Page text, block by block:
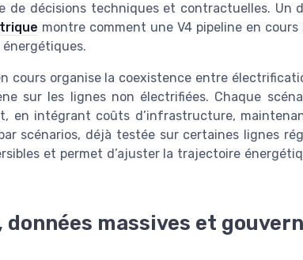
de décisions techniques et contractuelles. Un
montre comment une V4 pipeline en
énergétiques.
cours organise la coexistence entre
sur les lignes non électrifiées. Chaque
en intégrant coûts d’infrastructure,
scénarios, déjà testée sur certaines lignes
et permet d’ajuster la trajectoire
massives et